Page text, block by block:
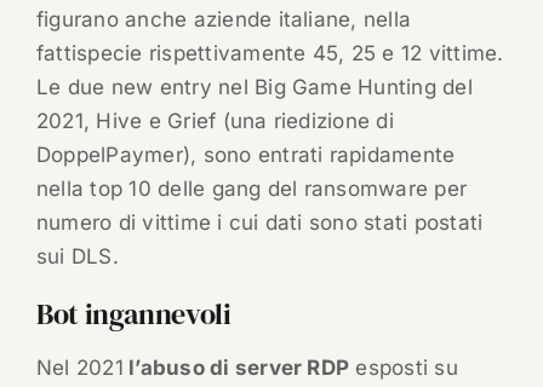
figurano anche aziende italiane, nella
fattispecie rispettivamente 45, 25 e 12 vittime.
Le due new entry nel Big Game Hunting del
2021, Hive e Grief (una riedizione di
DoppelPaymer), sono entrati rapidamente
nella top 10 delle gang del ransomware per
numero di vittime i cui dati sono stati postati
sui DLS.
Bot ingannevoli
Nel 2021 l’abuso di server RDP esposti su